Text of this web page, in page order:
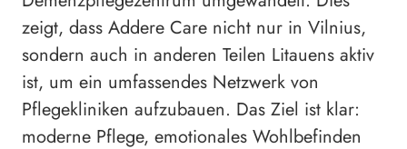
zeigt, dass Addere Care nicht nur in Vilnius,
sondern auch in anderen Teilen Litauens aktiv
ist, um ein umfassendes Netzwerk von
Pflegekliniken aufzubauen. Das Ziel ist klar:
moderne Pflege, emotionales Wohlbefinden